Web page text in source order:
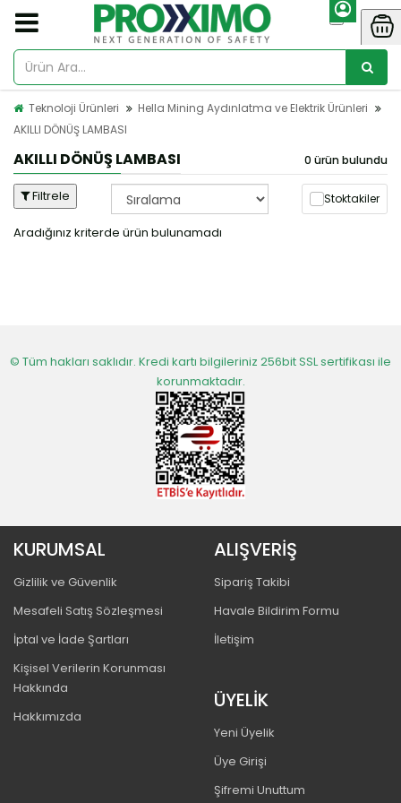
Teknoloji Ürünleri
Hella Mining Aydınlatma ve Elektrik Ürünleri
AKILLI DÖNÜŞ LAMBASI
AKILLI DÖNÜŞ LAMBASI 0 ürün bulundu
Filtrele Stoktakiler
Aradığınız kriterde ürün bulunamadı
© Tüm hakları saklıdır. Kredi kartı bilgileriniz 256bit SSL sertifikası ile
korunmaktadır.
KURUMSAL
Gizlilik ve Güvenlik
Mesafeli Satış Sözleşmesi
İptal ve İade Şartları
Kişisel Verilerin Korunması
Hakkında
Hakkımızda
ALIŞVERİŞ
Sipariş Takibi
Havale Bildirim Formu
İletişim
ÜYELİK
Yeni Üyelik
Üye Girişi
Şifremi Unuttum